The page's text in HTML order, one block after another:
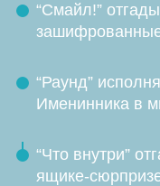
“Смайл!”
“Раунд”
Именинника в
“Что внутри”
ящике-